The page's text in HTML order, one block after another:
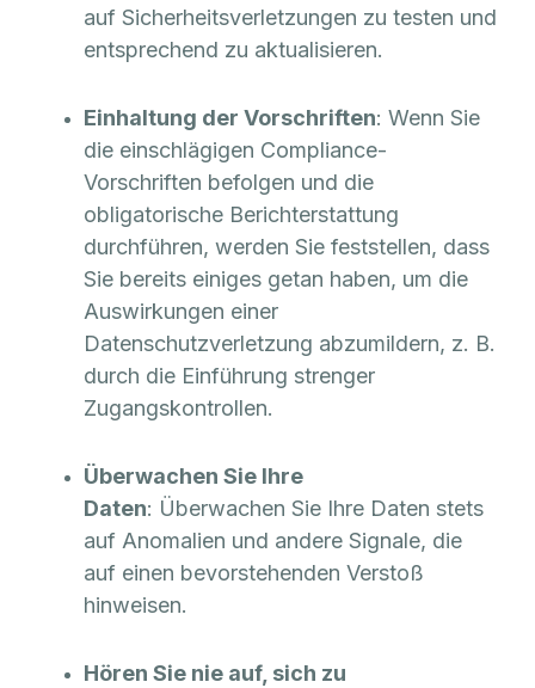
auf Sicherheitsverletzungen zu testen und
entsprechend zu aktualisieren.
Einhaltung der Vorschriften: Wenn Sie
die einschlägigen Compliance-
Vorschriften befolgen und die
obligatorische Berichterstattung
durchführen, werden Sie feststellen, dass
Sie bereits einiges getan haben, um die
Auswirkungen einer
Datenschutzverletzung abzumildern, z. B.
durch die Einführung strenger
Zugangskontrollen.
Überwachen Sie Ihre
Daten: Überwachen Sie Ihre Daten stets
auf Anomalien und andere Signale, die
auf einen bevorstehenden Verstoß
hinweisen.
Hören Sie nie auf, sich zu